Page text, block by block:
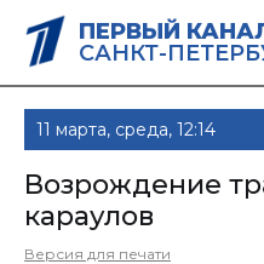
ПЕРВЫЙ
САНКТ-
11 марта, среда, 12:14
Возрождение
караулов
Версия для печати